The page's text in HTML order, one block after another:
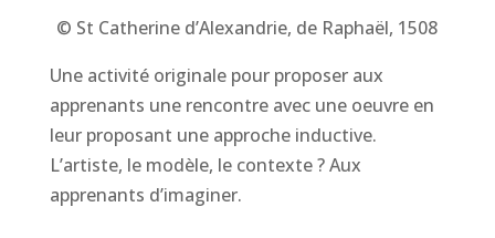
© St Catherine d’Alexandrie, de Raphaël, 1508
Une activité originale pour proposer aux
apprenants une rencontre avec une oeuvre en
leur proposant une approche inductive.
L’artiste, le modèle, le contexte ? Aux
apprenants d’imaginer.